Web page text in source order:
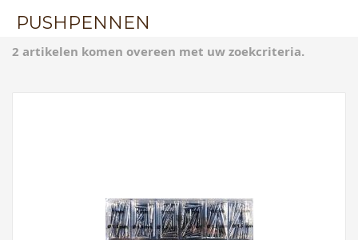
PUSHPENNEN
2 artikelen komen overeen met uw zoekcriteria.